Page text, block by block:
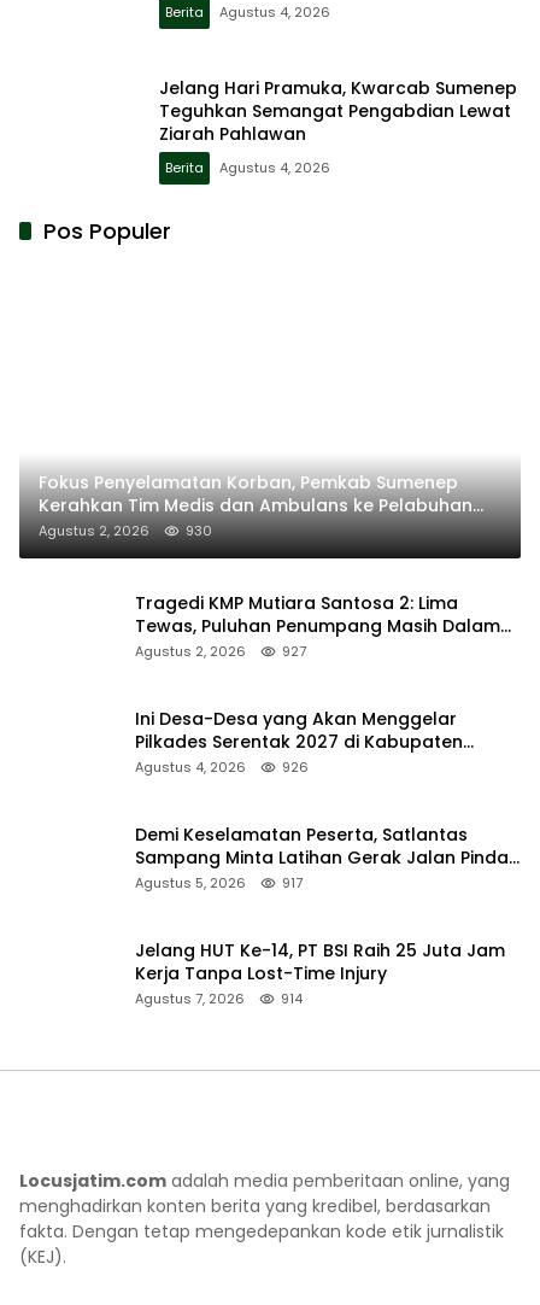
Berita Agustus 4, 2026
Jelang Hari Pramuka, Kwarcab Sumenep
Teguhkan Semangat Pengabdian Lewat
Ziarah Pahlawan
Berita Agustus 4, 2026
Pos Populer
Fokus Penyelamatan Korban, Pemkab Sumenep
Kerahkan Tim Medis dan Ambulans ke Pelabuhan
Kalianget
Agustus 2, 2026 930
Tragedi KMP Mutiara Santosa 2: Lima
Tewas, Puluhan Penumpang Masih Dalam
Pencarian
Agustus 2, 2026 927
Ini Desa-Desa yang Akan Menggelar
Pilkades Serentak 2027 di Kabupaten
Sumenep
Agustus 4, 2026 926
Demi Keselamatan Peserta, Satlantas
Sampang Minta Latihan Gerak Jalan Pindah
ke Lokasi Aman
Agustus 5, 2026 917
Jelang HUT Ke-14, PT BSI Raih 25 Juta Jam
Kerja Tanpa Lost-Time Injury
Agustus 7, 2026 914
Locusjatim.com adalah media pemberitaan online, yang
menghadirkan konten berita yang kredibel, berdasarkan
fakta. Dengan tetap mengedepankan kode etik jurnalistik
(KEJ).